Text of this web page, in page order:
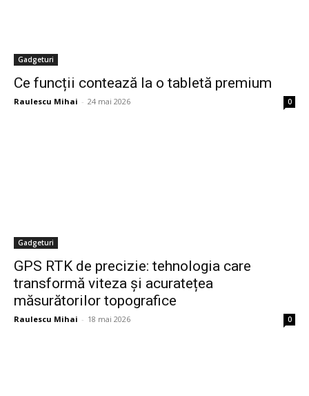
Gadgeturi
Ce funcții contează la o tabletă premium
Raulescu Mihai - 24 mai 2026 0
Gadgeturi
GPS RTK de precizie: tehnologia care
transformă viteza și acuratețea
măsurătorilor topografice
Raulescu Mihai - 18 mai 2026 0